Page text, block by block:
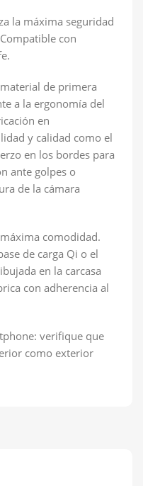
la máxima seguridad
con
de primera
a la ergonomía del
en
y calidad como el
en los bordes para
ante golpes o
de la cámara
comodidad.
de carga Qi o el
en la carcasa
con adherencia al
verifique que
como exterior